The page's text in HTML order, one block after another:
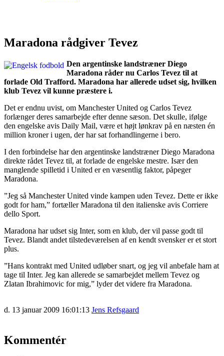
Maradona rådgiver Tevez
Den argentinske landstræner Diego
Maradona råder nu Carlos Tevez til at
forlade Old Trafford. Maradona har allerede udset sig, hvilken
klub Tevez vil kunne præstere i.
Det er endnu uvist, om Manchester United og Carlos Tevez
forlænger deres samarbejde efter denne sæson. Det skulle, ifølge
den engelske avis Daily Mail, være et højt lønkrav på en næsten én
million kroner i ugen, der har sat forhandlingerne i bero.
I den forbindelse har den argentinske landstræner Diego Maradona
direkte rådet Tevez til, at forlade de engelske mestre. Især den
manglende spilletid i United er en væsentlig faktor, påpeger
Maradona.
”Jeg så Manchester United vinde kampen uden Tevez. Dette er ikke
godt for ham,” fortæller Maradona til den italienske avis Corriere
dello Sport.
Maradona har udset sig Inter, som en klub, der vil passe godt til
Tevez. Blandt andet tilstedeværelsen af en kendt svensker er et stort
plus.
”Hans kontrakt med United udløber snart, og jeg vil anbefale ham at
tage til Inter. Jeg kan allerede se samarbejdet mellem Tevez og
Zlatan Ibrahimovic for mig,” lyder det videre fra Maradona.
d. 13 januar 2009 16:01:13 Jens Refsgaard
Kommentér